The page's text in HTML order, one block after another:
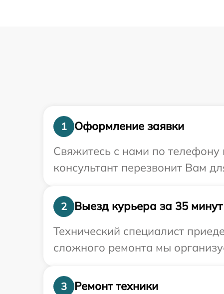
1
Оформление заявки
Свяжитесь с нами по телефону
консультант перезвонит Вам
2
Выезд курьера за 35 минут
Технический специалист
сложного ремонта мы
3
Ремонт техники